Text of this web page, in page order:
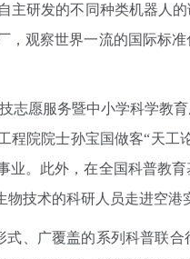
研发的不同种类机器人
观察世界一流的国际标
愿服务暨中小学科学教
院院士孙宝国做客“天工
业。此外，在全国科普
技术的科研人员走进空港
、广覆盖的系列科普联合